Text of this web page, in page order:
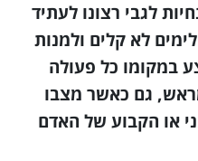
לגבי רצונו לעתיד
לא קלים ולמנות
במקומו כל פעולה
גם כאשר מצבו
או הקבוע של האדם